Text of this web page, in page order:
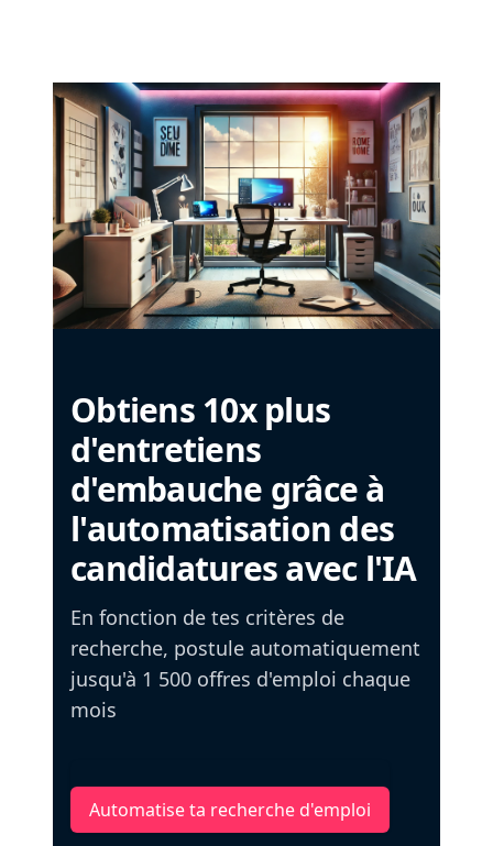
Obtiens 10x plus
d'entretiens
d'embauche grâce à
l'automatisation des
candidatures avec l'IA
En fonction de tes critères de
recherche, postule automatiquement
jusqu'à 1 500 offres d'emploi chaque
mois
Automatise ta recherche d'emploi